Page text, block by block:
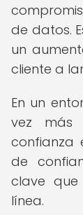
de datos.
un
cliente a
En un
vez más
confianza
de
clave
línea.